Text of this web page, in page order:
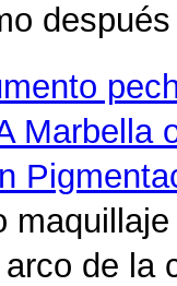
arco de